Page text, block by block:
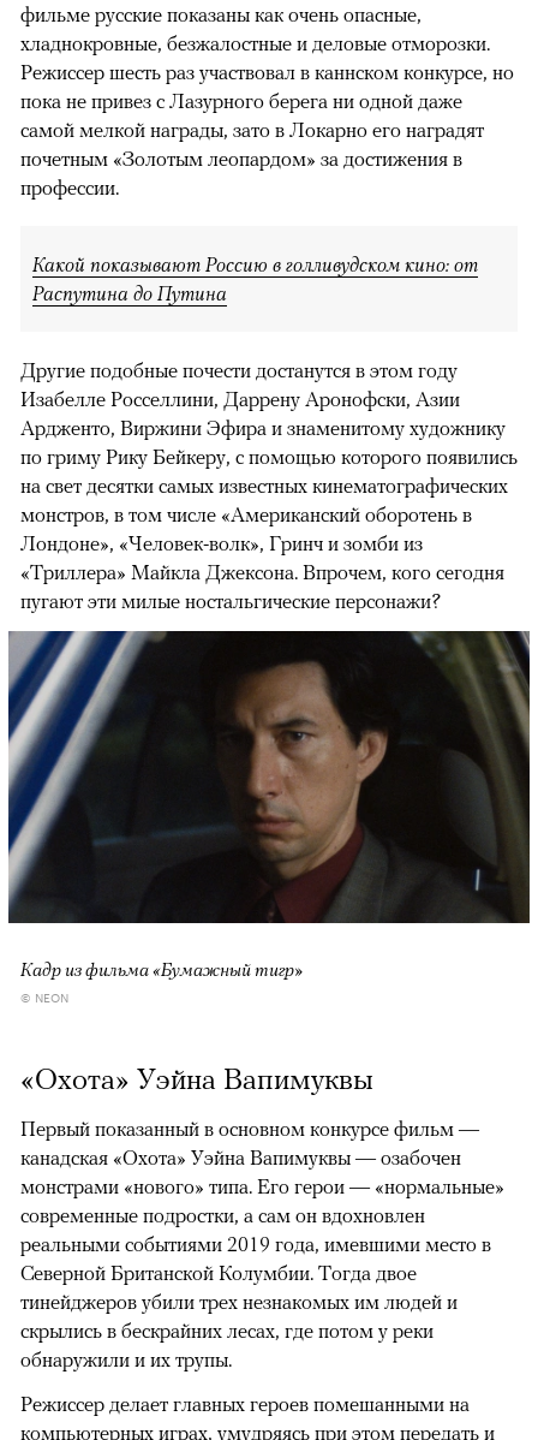
фильме русские показаны как очень опасные,
хладнокровные, безжалостные и деловые отморозки.
Режиссер шесть раз участвовал в каннском конкурсе, но
пока не привез с Лазурного берега ни одной даже
самой мелкой награды, зато в Локарно его наградят
почетным «Золотым леопардом» за достижения в
профессии.
Какой показывают Россию в голливудском кино: от
Распутина до Путина
Другие подобные почести достанутся в этом году
Изабелле Росселлини, Даррену Аронофски, Азии
Ардженто, Виржини Эфира и знаменитому художнику
по гриму Рику Бейкеру, с помощью которого появились
на свет десятки самых известных кинематографических
монстров, в том числе «Американский оборотень в
Лондоне», «Человек-волк», Гринч и зомби из
«Триллера» Майкла Джексона. Впрочем, кого сегодня
пугают эти милые ностальгические персонажи?
Кадр из фильма «Бумажный тигр»
© NEON
«Охота» Уэйна Вапимуквы
Первый показанный в основном конкурсе фильм —
канадская «Охота» Уэйна Вапимуквы — озабочен
монстрами «нового» типа. Его герои — «нормальные»
современные подростки, а сам он вдохновлен
реальными событиями 2019 года, имевшими место в
Северной Британской Колумбии. Тогда двое
тинейджеров убили трех незнакомых им людей и
скрылись в бескрайних лесах, где потом у реки
обнаружили и их трупы.
Режиссер делает главных героев помешанными на
компьютерных играх, умудряясь при этом передать и